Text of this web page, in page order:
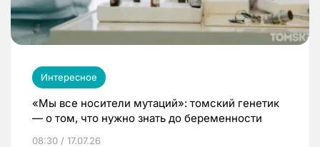
Интересное
«Мы все носители мутаций»: томский генетик
— о том, что нужно знать до беременности
08:30 / 17.07.26